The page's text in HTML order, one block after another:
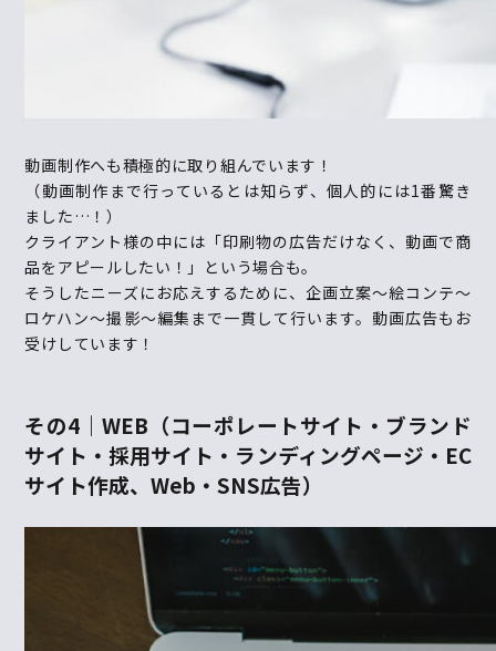
動画制作へも積極的に取り組んでいます！
（動画制作まで行っているとは知らず、個人的には1番驚き
ました…！）
クライアント様の中には「印刷物の広告だけなく、動画で商
品をアピールしたい！」という場合も。
そうしたニーズにお応えするために、企画立案～絵コンテ～
ロケハン～撮影～編集まで一貫して行います。動画広告もお
受けしています！
その4｜WEB（コーポレートサイト・ブランド
サイト・採用サイト・ランディングページ・ EC
サイト作成、Web ・SNS広告）